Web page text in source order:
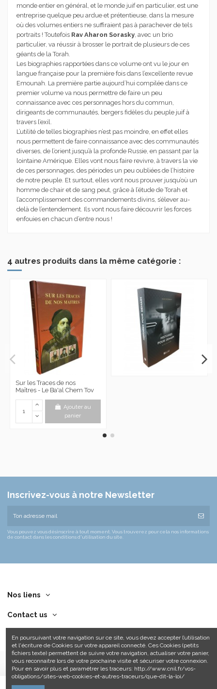
monde entier en général, et le monde juif en particulier, est une
entreprise quelque peu ardue et prétentieuse, dans la mesure
où des volumes entiers ne suffiraient pas à parachever de tels
portraits ! Toutefois Rav Aharon Sorasky , avec un brio
particulier, va réussir à brosser le portrait de plusieurs de ces
géants de la Torah.
Les biographies rapportées dans ce volume ont vu le jour en
langue française pour la première fois dans l’excellente revue
Emounah. La première partie aujourd’hui compilée dans ce
premier volume va nous permettre de faire un peu
connaissance avec ces personnages hors du commun,
dirigeants de communautés, bergers fidèles du peuple juif à
travers l’exil.
L’utilité de telles biographies n’est pas moindre, en effet elles
nous permettent de faire connaissance avec des communautés
diverses, de l’orient jusqu’à la profonde Russie, en passant par la
lointaine Amérique. Elles vont nous faire revivre, à travers la vie
de ces personnages, des périodes un peu oubliées de l’histoire
de notre peuple. Et surtout, elles vont nous prouver jusqu’où un
homme de chair et de sang peut, grâce à l’étude de Torah et
l’accomplissement des commandements divins, s’élever au-
delà de l’entendement. Ils vont nous faire découvrir les forces
enfouies en chacun d’entre nous !
4 autres produits dans la même catégorie :
Sur les Traces de nos
Maîtres - Le Ba'al Chem Tov
Ajouter au
panier
Inscrivez-vous à notre Newsletter
Vous pouvez vous désinscrire à tout moment. Vous trouverez pour cela nos informations
de contact dans les conditions d'utilisation du site.
Nos liens
Contact us
En poursuivant votre navigation sur ce site, vous devez accepter l’utilisation
et l'écriture de Cookies sur votre appareil connecté. Ces Cookies (petits
fichiers texte) permettent de suivre votre navigation, actualiser votre panier,
vous reconnaitre lors de votre prochaine visite et sécuriser votre connexion.
Pour en savoir plus et paramétrer les traceurs: http://www.cnil.fr/vos-
obligations/sites-web-cookies-et-autres-traceurs/que-dit-la-loi/